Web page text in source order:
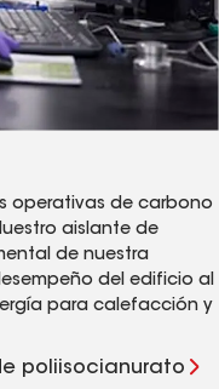
operativas de carbono
aislante de
de nuestra
del edificio al
para calefacción y
poliisocianurato